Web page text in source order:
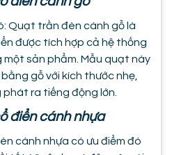
Quạt trần đèn cánh gỗ là
được tích hợp cả hệ thống
sản phẩm. Mẫu quạt này
gỗ với kích thước nhẹ,
ra tiếng động lớn.
điển cánh nhựa
cánh nhựa có ưu điểm đó